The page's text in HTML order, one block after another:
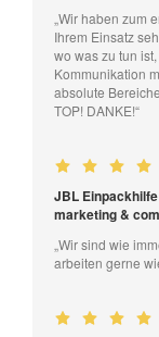
„Wir haben zum
Ihrem Einsatz
wo was zu tun
Kommunikation
absolute
TOP! DANKE!“
JBL
marketing &
„Wir sind wie
arbeiten gerne